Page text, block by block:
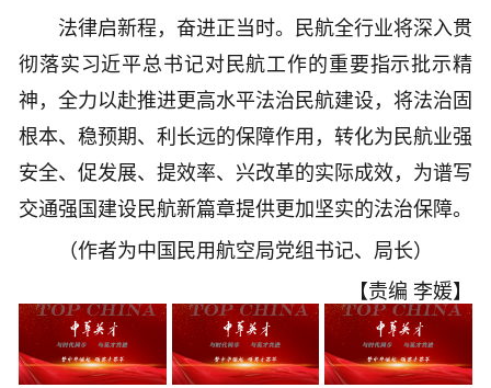
法律启新程，奋进正当时。民航全行业将深入贯
彻落实习近平总书记对民航工作的重要指示批示精
神，全力以赴推进更高水平法治民航建设，将法治固
根本、稳预期、利长远的保障作用，转化为民航业强
安全、促发展、提效率、兴改革的实际成效，为谱写
交通强国建设民航新篇章提供更加坚实的法治保障。
（作者为中国民用航空局党组书记、局长）
【责编 李媛】